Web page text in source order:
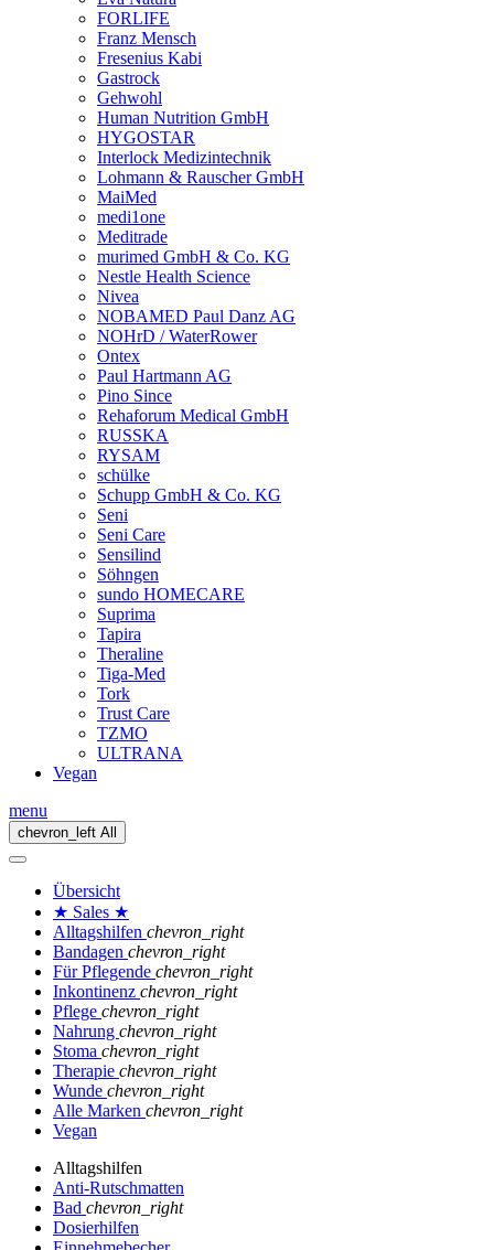
FORLIFE
Franz Mensch
Fresenius Kabi
Gastrock
Gehwohl
Human Nutrition GmbH
HYGOSTAR
Interlock Medizintechnik
Lohmann & Rauscher GmbH
MaiMed
medi1one
Meditrade
murimed GmbH & Co. KG
Nestle Health Science
Nivea
NOBAMED Paul Danz AG
NOHrD / WaterRower
Ontex
Paul Hartmann AG
Pino Since
Rehaforum Medical GmbH
RUSSKA
RYSAM
schülke
Schupp GmbH & Co. KG
Seni
Seni Care
Sensilind
Söhngen
sundo HOMECARE
Suprima
Tapira
Theraline
Tiga-Med
Tork
Trust Care
TZMO
ULTRANA
Vegan
menu
chevron_left All
Übersicht
★ Sales ★
Alltagshilfen chevron_right
Bandagen chevron_right
Für Pflegende chevron_right
Inkontinenz chevron_right
Pflege chevron_right
Nahrung chevron_right
Stoma chevron_right
Therapie chevron_right
Wunde chevron_right
Alle Marken chevron_right
Vegan
Alltagshilfen
Anti-Rutschmatten
Bad chevron_right
Dosierhilfen